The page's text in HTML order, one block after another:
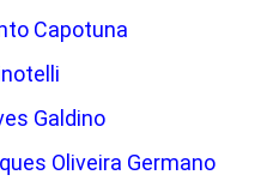
Capotuna
Galdino
Oliveira Germano